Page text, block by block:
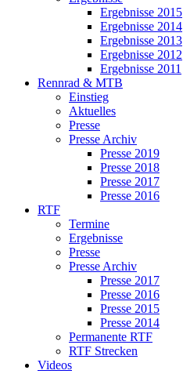
Ergebnisse 2015
Ergebnisse 2014
Ergebnisse 2013
Ergebnisse 2012
Ergebnisse 2011
Rennrad & MTB
Einstieg
Aktuelles
Presse
Presse Archiv
Presse 2019
Presse 2018
Presse 2017
Presse 2016
RTF
Termine
Ergebnisse
Presse
Presse Archiv
Presse 2017
Presse 2016
Presse 2015
Presse 2014
Permanente RTF
RTF Strecken
Videos